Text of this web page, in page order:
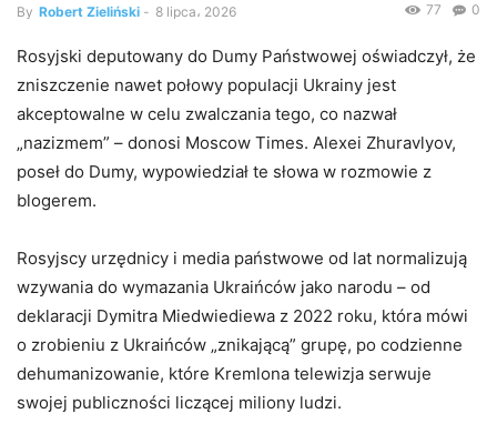
By Robert Zieliński - 8 lipca، 2026 0
77
Rosyjski deputowany do Dumy Państwowej oświadczył, że
zniszczenie nawet połowy populacji Ukrainy jest
akceptowalne w celu zwalczania tego, co nazwał
„nazizmem” – donosi Moscow Times. Alexei Zhuravlyov,
poseł do Dumy, wypowiedział te słowa w rozmowie z
blogerem.
Rosyjscy urzędnicy i media państwowe od lat normalizują
wzywania do wymazania Ukraińców jako narodu – od
deklaracji Dymitra Miedwiediewa z 2022 roku, która mówi
o zrobieniu z Ukraińców „znikającą” grupę, po codzienne
dehumanizowanie, które Kremlona telewizja serwuje
swojej publiczności liczącej miliony ludzi.